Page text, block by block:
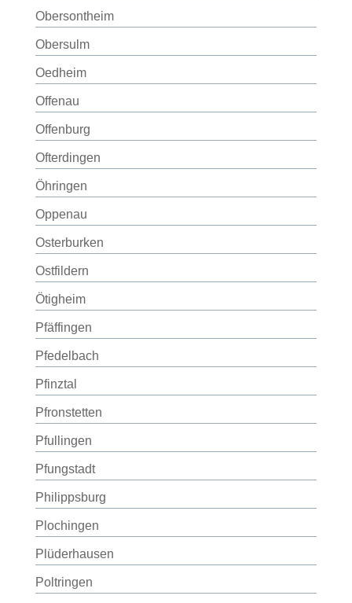
Obersontheim
Obersulm
Oedheim
Offenau
Offenburg
Ofterdingen
Öhringen
Oppenau
Osterburken
Ostfildern
Ötigheim
Pfäffingen
Pfedelbach
Pfinztal
Pfronstetten
Pfullingen
Pfungstadt
Philippsburg
Plochingen
Plüderhausen
Poltringen